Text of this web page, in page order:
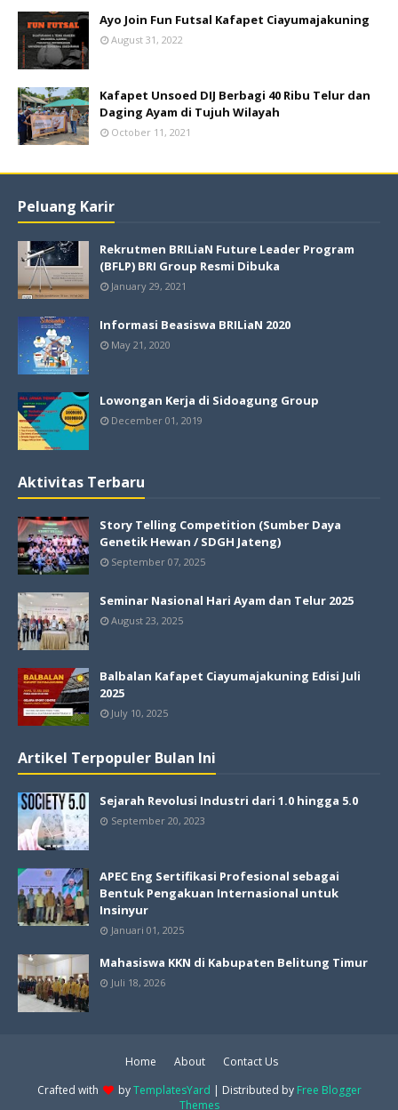
Ayo Join Fun Futsal Kafapet Ciayumajakuning
August 31, 2022
Kafapet Unsoed DIJ Berbagi 40 Ribu Telur dan
Daging Ayam di Tujuh Wilayah
October 11, 2021
Peluang Karir
Rekrutmen BRILiaN Future Leader Program
(BFLP) BRI Group Resmi Dibuka
January 29, 2021
Informasi Beasiswa BRILiaN 2020
May 21, 2020
Lowongan Kerja di Sidoagung Group
December 01, 2019
Aktivitas Terbaru
Story Telling Competition (Sumber Daya
Genetik Hewan / SDGH Jateng)
September 07, 2025
Seminar Nasional Hari Ayam dan Telur 2025
August 23, 2025
Balbalan Kafapet Ciayumajakuning Edisi Juli
2025
July 10, 2025
Artikel Terpopuler Bulan Ini
Sejarah Revolusi Industri dari 1.0 hingga 5.0
September 20, 2023
APEC Eng Sertifikasi Profesional sebagai
Bentuk Pengakuan Internasional untuk
Insinyur
Januari 01, 2025
Mahasiswa KKN di Kabupaten Belitung Timur
Juli 18, 2026
Home About
Contact Us
Crafted with
byTemplatesYard | Distributed by Free Blogger
Themes